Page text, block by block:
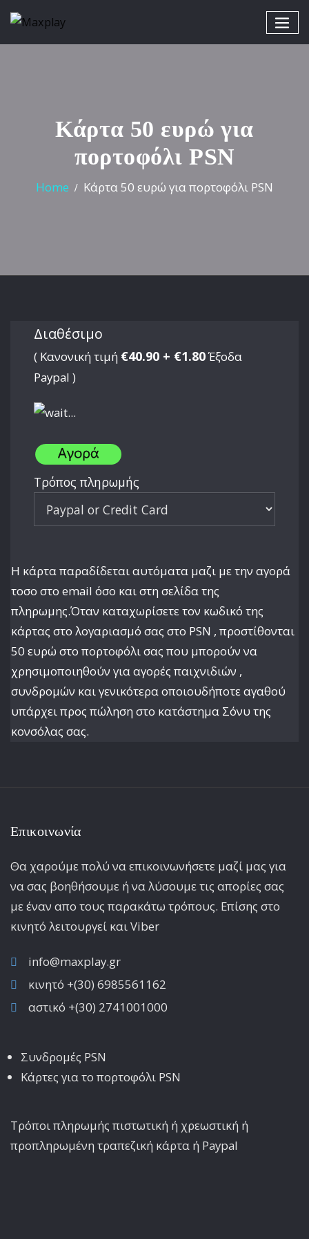
Κάρτα 50 ευρώ για
πορτοφόλι PSN
Home Κάρτα 50 ευρώ για πορτοφόλι PSN
Διαθέσιμο
( Κανονική τιμή €40.90 + €1.80Έξοδα
Paypal )
Τρόπος πληρωμής
Η κάρτα παραδίδεται αυτόματα μαζι με την αγορά
τοσο στο email όσο και στη σελίδα της
πληρωμης.Όταν καταχωρίσετε τον κωδικό της
κάρτας στο λογαριασμό σας στο PSN , προστίθονται
50 ευρώ στο πορτοφόλι σας που μπορούν να
χρησιμοποιηθούν για αγορές παιχνιδιών ,
συνδρομών και γενικότερα οποιουδήποτε αγαθού
υπάρχει προς πώληση στο κατάστημα Σόνυ της
κονσόλας σας.
Επικοινωνία
Θα χαρούμε πολύ να επικοινωνήσετε μαζί μας για
να σας βοηθήσουμε ή να λύσουμε τις απορίες σας
με έναν απο τους παρακάτω τρόπους. Επίσης στο
κινητό λειτoυργεί και Viber
info@maxplay.gr
κινητό +(30) 6985561162
αστικό +(30) 2741001000
Συνδρομές PSN
Κάρτες για το πορτοφόλι PSN
Τρόποι πληρωμής πιστωτική ή χρεωστική ή
προπληρωμένη τραπεζική κάρτα ή Paypal